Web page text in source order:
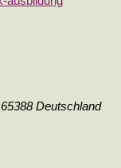
65388 Deutschland